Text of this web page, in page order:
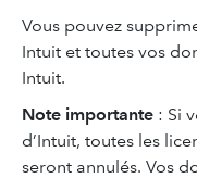
Vous pouvez
Intuit et toutes vos
Intuit.
Note importante : Si
d’Intuit, toutes les
seront annulés. Vos